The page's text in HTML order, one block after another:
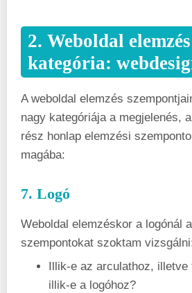
2. Weboldal
kategória:
A weboldal elemzés
nagy kategóriája a megjelenés,
rész honlap elemzési
magába:
7. Logó
Weboldal elemzéskor a logónál
szempontokat szoktam
Illik-e az arculathoz,
illik-e a logóhoz?